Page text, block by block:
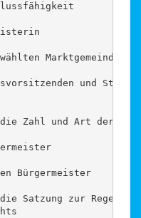
und
Zahl und Art der
Bürgermeister
Satzung zur